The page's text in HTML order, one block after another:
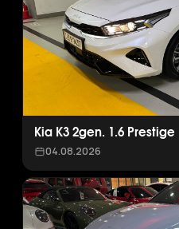
Kia K3 2gen. 1.6 Prestige
04.08.2026